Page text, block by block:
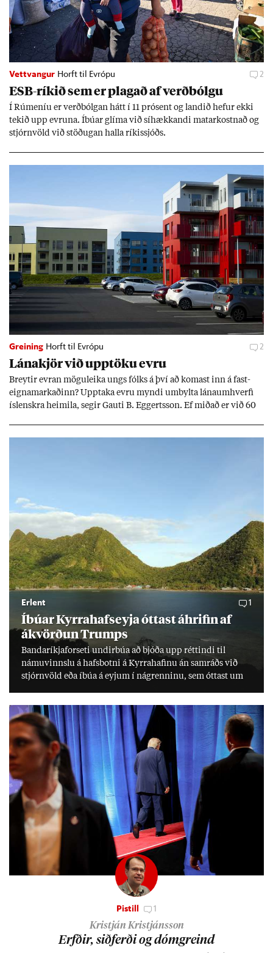
Vettvangur Horft til Evrópu 2
ESB-rík­ið sem er plag­að af verð­bólgu
Í Rúm­en­íu er verð­bólg­an hátt í 11 pró­sent og land­ið hef­ur ekki
tek­ið upp evr­una. Íbú­ar glíma við sí­hækk­andi mat­ar­kostn­að og
stjórn­völd við stöð­ug­an halla rík­is­sjóðs.
Greining Horft til Evrópu 2
Lána­kjör við upp­töku evru
Breyt­ir evr­an mögu­leika ungs fólks á því að kom­ast inn á fast­
eigna­mark­að­inn? Upp­taka evru myndi um­bylta lánaum­hverfi
ís­lenskra heim­ila, seg­ir Gauti B. Eggerts­son. Ef mið­að er við 60
Erlent 1
Íbú­ar Kyrra­hafs­eyja ótt­ast áhrif­in af
ákvörð­un Trumps
Banda­ríkja­for­seti und­ir­búa að bjóða upp rétt­indi til
námu­vinnslu á hafs­botni á Kyrra­haf­inu án sam­ráðs við
stjórn­völd eða íbúa á eyj­um í ná­grenn­inu, sem ótt­ast um
Pistill 1
Kristján Kristjánsson
Erfð­ir, sið­ferði og dómgreind